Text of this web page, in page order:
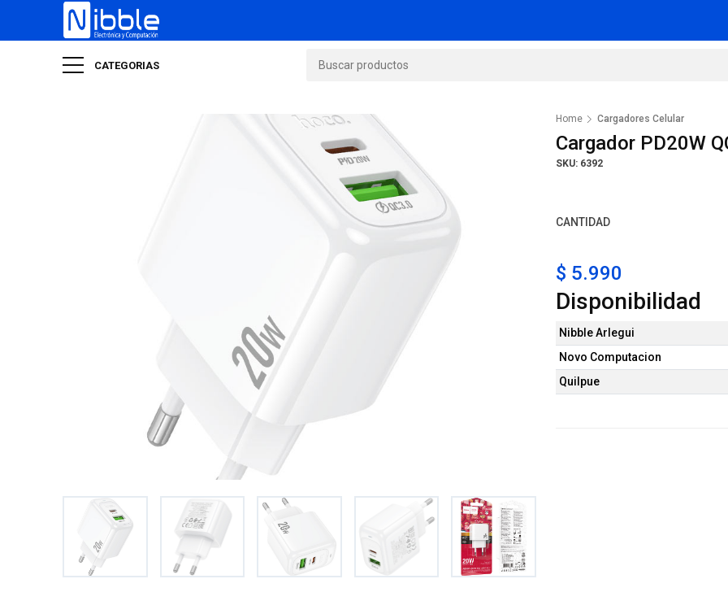
CATEGORIAS
Home Cargadores Celular
Cargador PD20W
SKU: 6392
CANTIDAD
$ 5.990
Disponibilidad
Nibble Arlegui
Novo Computacion
Quilpue